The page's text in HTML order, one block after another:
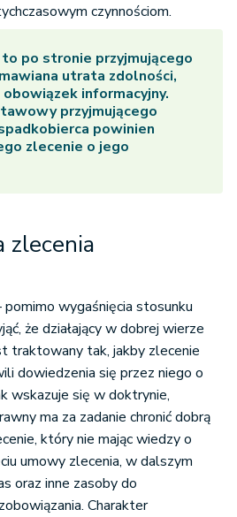
czynnościom.
po stronie przyjmującego
utrata zdolności,
informacyjny.
przyjmującego
powinien
zlecenie o jego
zlecenia
wygaśnięcia stosunku
że działający w dobrej wierze
traktowany tak, jakby zlecenie
dowiedzenia się przez niego o
wskazuje się w doktrynie,
ma za zadanie chronić dobrą
który nie mając wiedzy o
umowy zlecenia, w dalszym
oraz inne zasoby do
Charakter